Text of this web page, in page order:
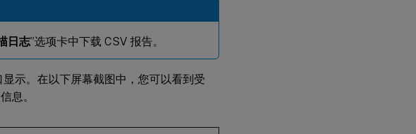
日志”选项卡中下载 CSV 报告。
显示。在以下屏幕截图中，您可以看到受
息。